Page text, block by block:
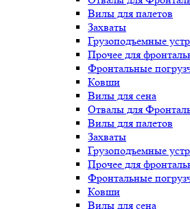
Вилы для палетов
Захваты
Грузоподъемные
Прочее для
Фронтальные
Ковши
Вилы для сена
Отвалы для
Вилы для палетов
Захваты
Грузоподъемные
Прочее для
Фронтальные
Ковши
Вилы для сена